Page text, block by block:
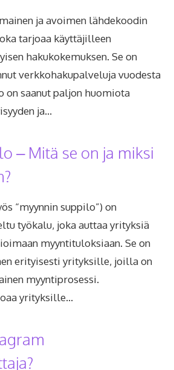
ja avoimen lähdekoodin
tarjoaa käyttäjilleen
hakukokemuksen. Se on
verkkohakupalveluja vuodesta
on saanut paljon huomiota
ja…
– Mitä se on ja miksi
“myynnin suppilo”) on
työkalu, joka auttaa yrityksiä
myyntituloksiaan. Se on
erityisesti yrityksille, joilla on
myyntiprosessi.
yrityksille…